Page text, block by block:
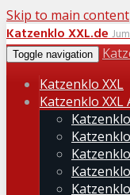
Skip to main content
Katzenklo XXL.de
Toggle navigation
Katzenklo XXL
Katzenklo XXL